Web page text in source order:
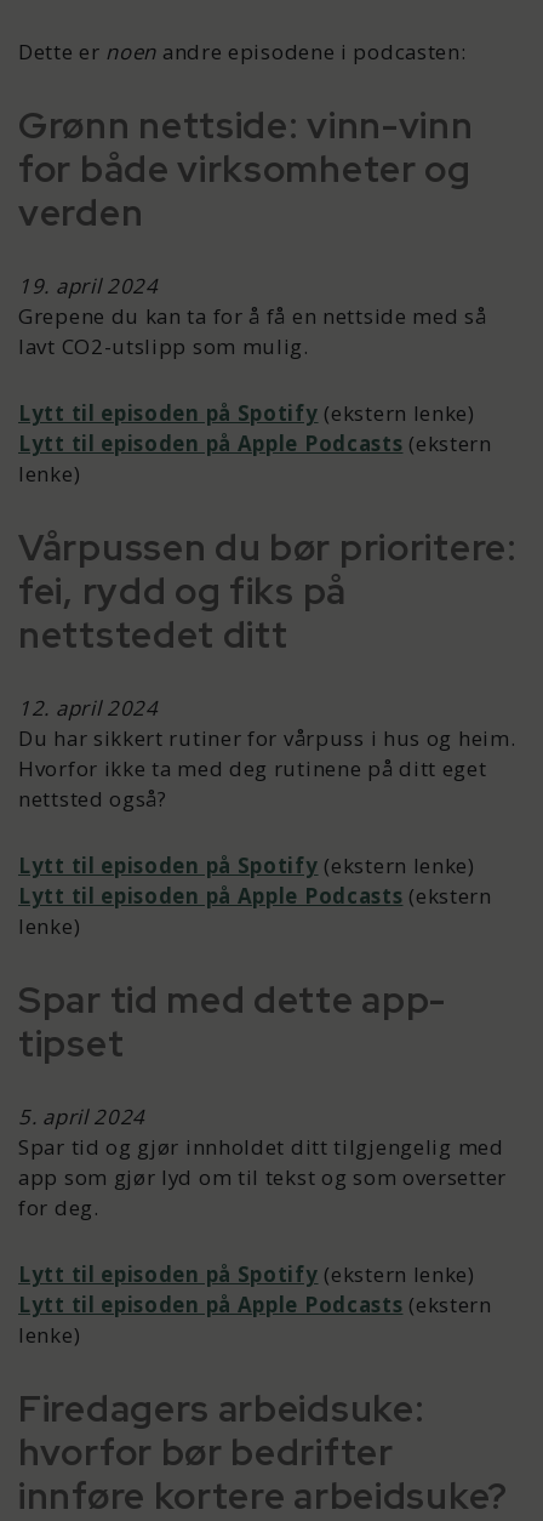
Dette er noen andre episodene i podcasten:
Grønn nettside: vinn-vinn
for både virksomheter og
verden
19. april 2024
Grepene du kan ta for å få en nettside med så
lavt CO2-utslipp som mulig.
Lytt til episoden på Spotify (ekstern lenke)
Lytt til episoden på Apple Podcasts (ekstern
lenke)
Vårpussen du bør prioritere:
fei, rydd og fiks på
nettstedet ditt
12. april 2024
Du har sikkert rutiner for vårpuss i hus og heim.
Hvorfor ikke ta med deg rutinene på ditt eget
nettsted også?
Lytt til episoden på Spotify (ekstern lenke)
Lytt til episoden på Apple Podcasts (ekstern
lenke)
Spar tid med dette app-
tipset
5. april 2024
Spar tid og gjør innholdet ditt tilgjengelig med
app som gjør lyd om til tekst og som oversetter
for deg.
Lytt til episoden på Spotify (ekstern lenke)
Lytt til episoden på Apple Podcasts (ekstern
lenke)
Firedagers arbeidsuke:
hvorfor bør bedrifter
innføre kortere arbeidsuke?